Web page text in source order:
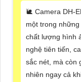
🐌 Camera DH-
một trong
chất lượng hình
nghệ tiên tiến,
sắc nét, mà còn
nhiên ngay cả